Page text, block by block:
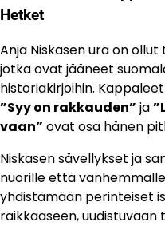
Hetket
Anja Niskasen ura on
jotka ovat jääneet
historiakirjoihin.
”Syy on rakkauden” ja
vaan” ovat osa hänen
Niskasen sävellykset ja
nuorille että
yhdistämään perinteiset
raikkaaseen, uudistuvaan